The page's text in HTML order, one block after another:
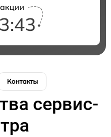
Контакты
сервис-